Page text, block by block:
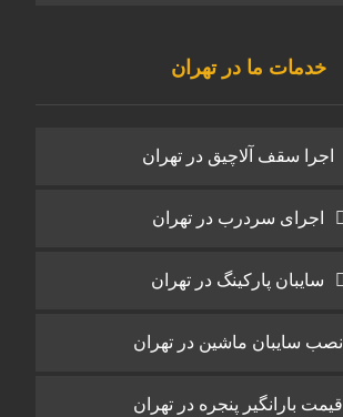
خدمات ما در تهران
اجرا سقف آلاچیق در تهران
اجرای سردرب در تهران
سایبان پارکینگ در تهران
نصب سایبان ماشین در تهران
قیمت بارانگیر پنجره در تهران